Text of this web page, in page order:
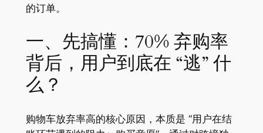
的订单。
一、先搞懂：70% 弃购率
背后，用户到底在 “逃” 什
么？
购物车放弃率高的核心原因，本质是 “用户在结